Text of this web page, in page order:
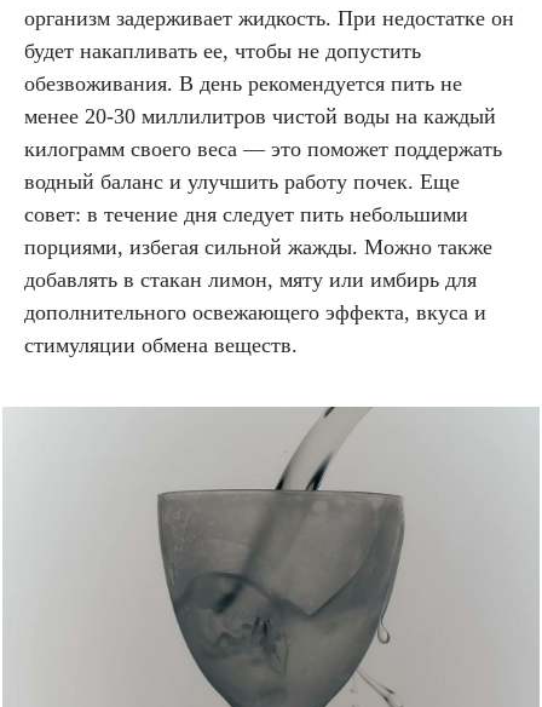
организм задерживает жидкость. При недостатке он
будет накапливать ее, чтобы не допустить
обезвоживания. В день рекомендуется пить не
менее 20-30 миллилитров чистой воды на каждый
килограмм своего веса — это поможет поддержать
водный баланс и улучшить работу почек. Еще
совет: в течение дня следует пить небольшими
порциями, избегая сильной жажды. Можно также
добавлять в стакан лимон, мяту или имбирь для
дополнительного освежающего эффекта, вкуса и
стимуляции обмена веществ.